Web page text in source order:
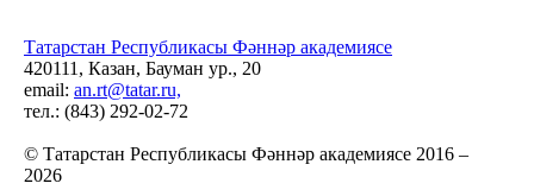
Татарстан Республикасы Фәннәр академиясе
420111, Казан, Бауман ур., 20
email: an.rt@tatar.ru,
тел.: (843) 292-02-72
© Татарстан Республикасы Фәннәр академиясе 2016 –
2026